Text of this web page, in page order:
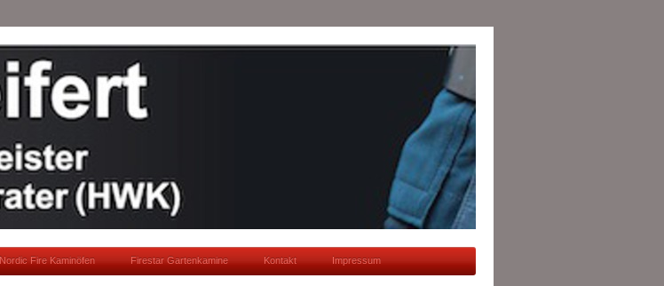
Nordic Fire Kaminöfen Firestar Gartenkamine Kontakt Impressum